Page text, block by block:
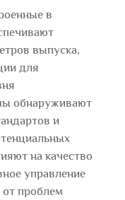
в
выпуска,
для
обнаруживают
и
на качество
управление
от проблем